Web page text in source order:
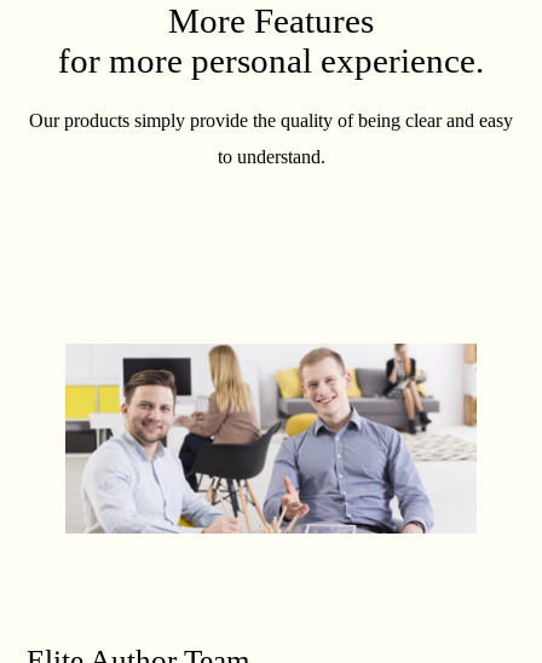
More Features
for more personal experience.
Our products simply provide the quality of being clear and easy
to understand.